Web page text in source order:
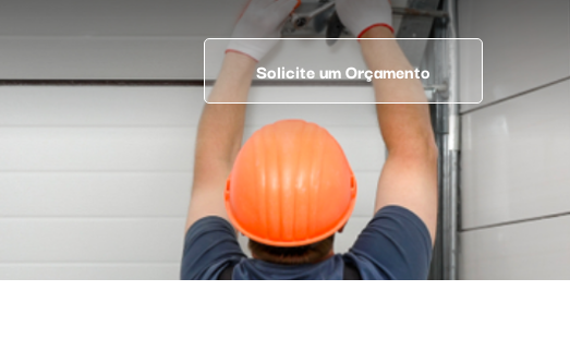
Solicite um Orçamento